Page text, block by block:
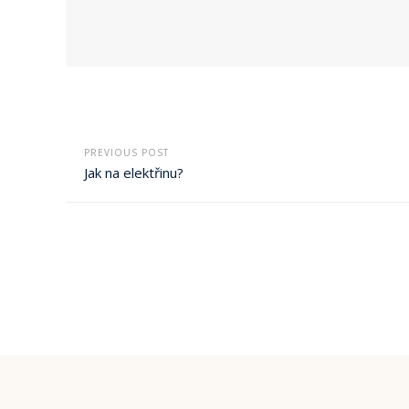
PREVIOUS POST
Jak na elektřinu?